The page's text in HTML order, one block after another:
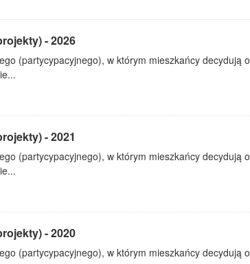
- 2026
(partycypacyjnego), w którym mieszkańcy decydują o
- 2021
(partycypacyjnego), w którym mieszkańcy decydują o
- 2020
(partycypacyjnego), w którym mieszkańcy decydują o